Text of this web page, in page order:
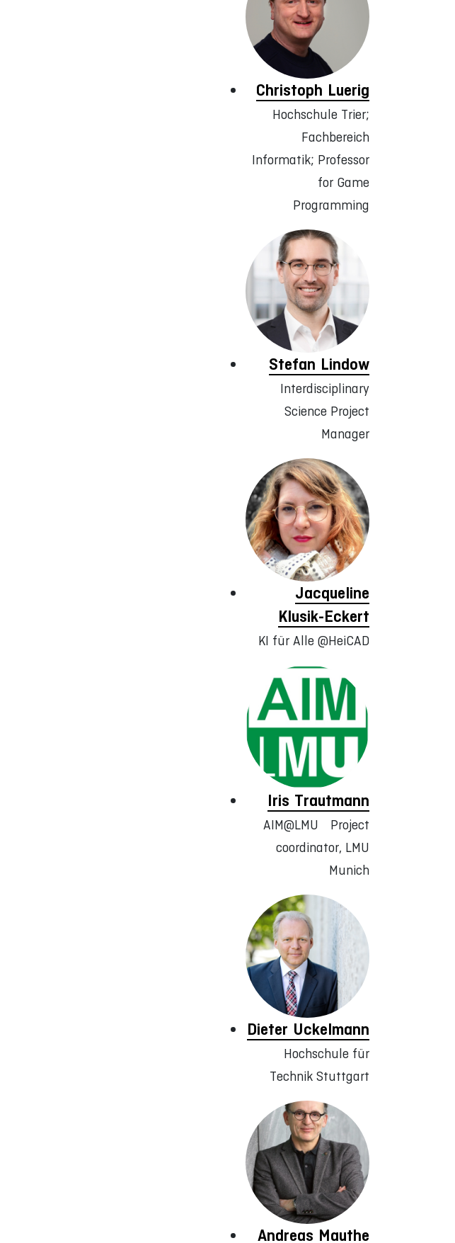
Christoph Luerig
Hochschule Trier;
Fachbereich
Informatik; Professor
for Game
Programming
Stefan Lindow
Interdisciplinary
Science Project
Manager
Jacqueline
Klusik-Eckert
KI für Alle @HeiCAD
Iris Trautmann
AIM@LMU Project
coordinator, LMU
Munich
Dieter Uckelmann
Hochschule für
Technik Stuttgart
Andreas Mauthe